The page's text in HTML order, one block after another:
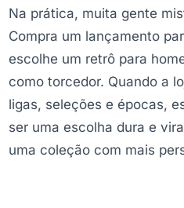
Na prática, muita gente
Compra um lançamento
escolhe um retrô para
como torcedor. Quando a
ligas, seleções e épocas,
ser uma escolha dura e
uma coleção com mais